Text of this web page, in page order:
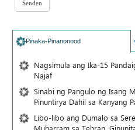
Pinaka-Pinanonood
Nagsimula ang Ika-15
Najaf
Sinabi ng Pangulo ng Isang
Pinuntirya Dahil sa Kanyang
Libo-libo ang Dumalo sa
Muharram sa Tehran,